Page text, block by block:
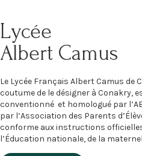
Lycée
Albert Camus
Le Lycée Français Albert Camus de
coutume de le désigner à Conakry,
conventionné et homologué par
par l’Association des Parents
conforme aux instructions
l’Éducation nationale, de la